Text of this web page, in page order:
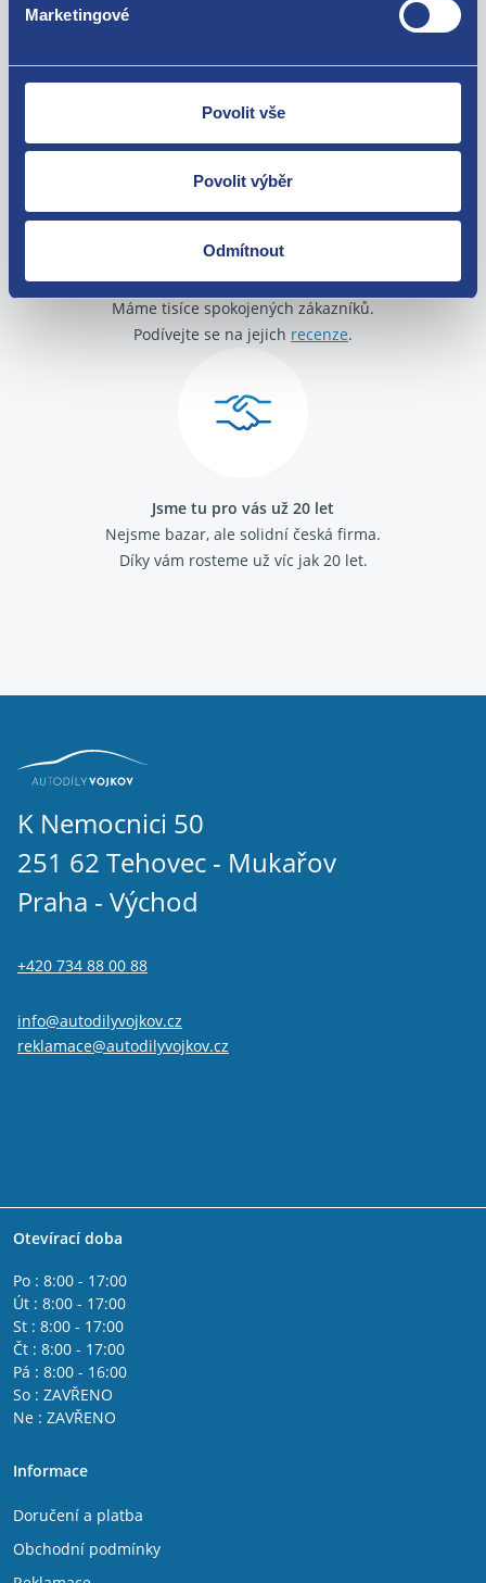
Marketingové
Povolit vše
Povolit výběr
Odmítnout
Zboží můžete vrátit do 60 dnů od
zakoupení. Nebo vám pošleme náhradu.
O své zákazníky se staráme
Máme tisíce spokojených zákazníků.
Podívejte se na jejich recenze.
Jsme tu pro vás už 20 let
Nejsme bazar, ale solidní česká firma.
Díky vám rosteme už víc jak 20 let.
K Nemocnici 50
251 62 Tehovec - Mukařov
Praha - Východ
+420 734 88 00 88
info@autodilyvojkov.cz
reklamace@autodilyvojkov.cz
Otevírací doba
Po : 8:00 - 17:00
Út : 8:00 - 17:00
St : 8:00 - 17:00
Čt : 8:00 - 17:00
Pá : 8:00 - 16:00
So : ZAVŘENO
Ne : ZAVŘENO
Informace
Doručení a platba
Obchodní podmínky